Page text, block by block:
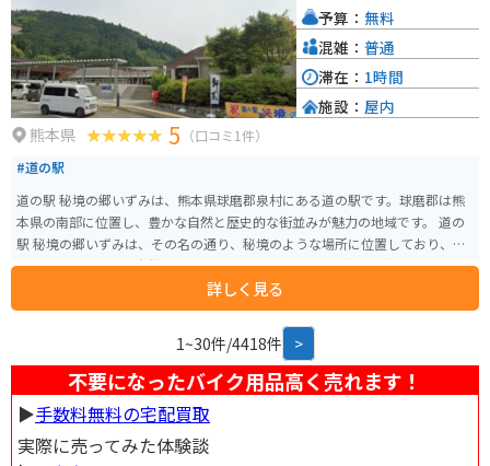
熊本県 5 （口コミ1件）
#道の駅
道の駅 秘境の郷いずみは、熊本県球磨郡泉村にある道の駅です。球磨郡は熊
本県の南部に位置し、豊かな自然と歴史的な街並みが魅力の地域です。 道の
駅 秘境の郷いずみは、その名の通り、秘境のような場所に位置しており、周
囲を山々に囲まれた自然豊かな環境にあります。地元で採れた新鮮な野菜や
果物、加工品などが販売されており、地元の味覚を楽しむことができます。
また、レストランでは、地元の食材を使った料理を味わうことができ、郷土
45号線からアクセスできます。ワインディングロードを楽しみながら、自然
豊かな景色を満喫できます。駐車場も広く、バイクも安心して駐車できます。
近隣には、球泉洞という鍾乳洞があり、神秘的な光景が広がっています。ま
た、人吉城跡や相良藩願成寺など、歴史的な観光スポットにも足を伸ばすこ
とができます。 周辺の道路は、カーブが多く、アップダウンも激しいので、
詳しく見る
予算： 無料
混雑： 普通
滞在： 1時間
施設： 屋内
1~30件/4418件 >
不要になったバイク用品高く売れます！
▶︎手数料無料の宅配買取
実際に売ってみた体験談